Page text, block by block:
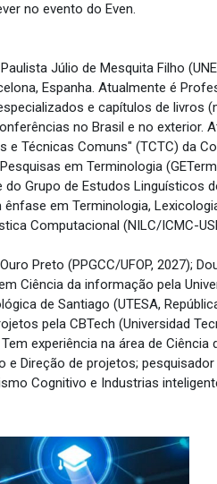
no evento do Even.
Júlio de Mesquita Filho
Espanha. Atualmente é
e capítulos de livros
no Brasil e no exterior.
Técnicas Comuns" (TCTC) da
em Terminologia
Grupo de Estudos Linguísticos
em Terminologia,
Computacional (NILC/ICMC-
Preto (PPGCC/UFOP, 2027);
Ciência da informação pela
de Santiago (UTESA,
pela CBTech (Universidad
experiência na área de
Direção de projetos;
Cognitivo e Industrias